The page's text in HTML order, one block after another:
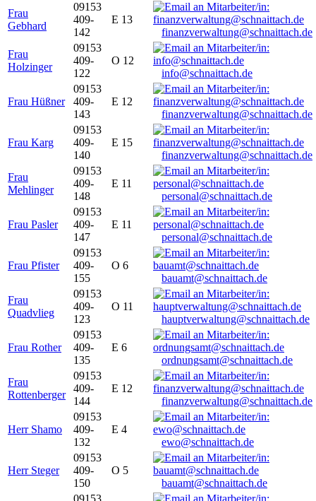
Frau
Gebhard
09153
409-
142
E 13
finanzverwaltung@schnaittach.de
Frau
Holzinger
09153
409-
122
O 12
info@schnaittach.de
Frau Hüßner
09153
409-
143
E 12
finanzverwaltung@schnaittach.de
Frau Karg
09153
409-
140
E 15
finanzverwaltung@schnaittach.de
Frau
Mehlinger
09153
409-
148
E 11
personal@schnaittach.de
Frau Pasler
09153
409-
147
E 11
personal@schnaittach.de
Frau Pfister
09153
409-
155
O 6
bauamt@schnaittach.de
Frau
Quadvlieg
09153
409-
123
O 11
hauptverwaltung@schnaittach.de
Frau Rother
09153
409-
135
E 6
ordnungsamt@schnaittach.de
Frau
Rottenberger
09153
409-
144
E 12
finanzverwaltung@schnaittach.de
Herr Shamo
09153
409-
132
E 4
ewo@schnaittach.de
Herr Steger
09153
409-
150
O 5
bauamt@schnaittach.de